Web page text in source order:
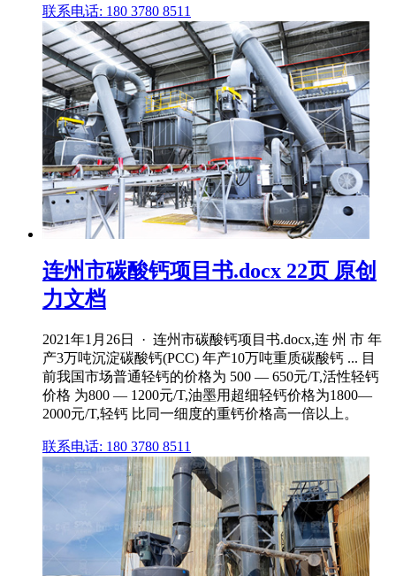
联系电话: 180 3780 8511
连州市碳酸钙项目书.docx 22页 原创
力文档
2021年1月26日 · 连州市碳酸钙项目书.docx,连 州 市 年
产3万吨沉淀碳酸钙(PCC) 年产10万吨重质碳酸钙 ... 目
前我国市场普通轻钙的价格为 500 — 650元/T,活性轻钙
价格 为800 — 1200元/T,油墨用超细轻钙价格为1800—
2000元/T,轻钙 比同一细度的重钙价格高一倍以上。
联系电话: 180 3780 8511